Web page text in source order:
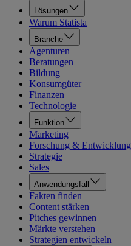
Lösungen
Warum Statista
Branche
Agenturen
Beratungen
Bildung
Konsumgüter
Finanzen
Technologie
Funktion
Marketing
Forschung & Entwicklung
Strategie
Sales
Anwendungsfall
Fakten finden
Content stärken
Pitches gewinnen
Märkte verstehen
Strategien entwickeln